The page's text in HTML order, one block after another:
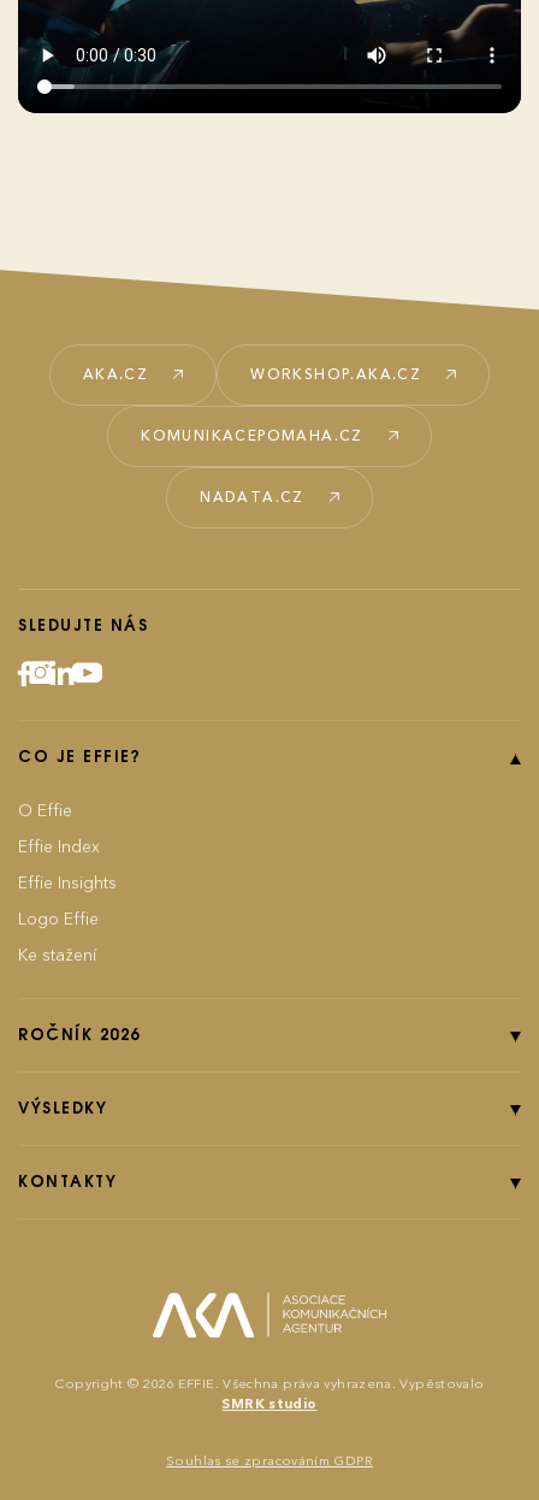
AKA.CZ WORKSHOP.AKA.CZ
KOMUNIKACEPOMAHA.CZ
NADATA.CZ
SLEDUJTE NÁS
CO JE EFFIE?
O Effie
Effie Index
Effie Insights
Logo Effie
Ke stažení
ROČNÍK 2026
Pravidla soutěže
Poplatky
VÝSLEDKY
Ročník 2024
KONTAKTY
effie@effie.cz
Copyright © 2026 EFFIE. Všechna práva vyhrazena. Vypěstovalo
SMRK studio
Souhlas se zpracováním GDPR